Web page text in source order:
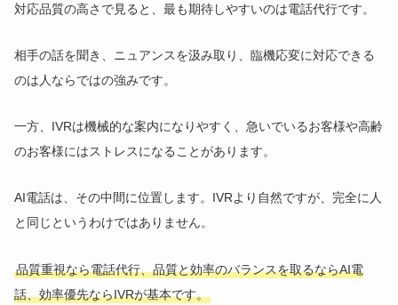
対応品質の高さで見ると、最も期待しやすいのは電話代行です。
相手の話を聞き、ニュアンスを汲み取り、臨機応変に対応できる
のは人ならではの強みです。
一方、IVRは機械的な案内になりやすく、急いでいるお客様や高齢
のお客様にはストレスになることがあります。
AI電話は、その中間に位置します。IVRより自然ですが、完全に人
と同じというわけではありません。
品質重視なら電話代行、品質と効率のバランスを取るならAI電
話、効率優先ならIVRが基本です。